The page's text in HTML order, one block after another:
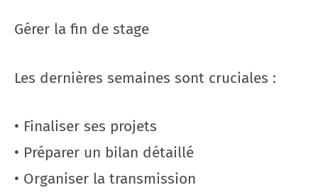
Gérer la fin de stage
Les dernières semaines sont cruciales :
• Finaliser ses projets
• Préparer un bilan détaillé
• Organiser la transmission